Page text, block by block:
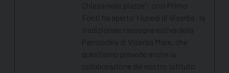
Chiesa nelle piazze”: così Primo
Fonti ha aperto ‘I lunedì di Viserba’, la
tradizionale rassegna estiva della
Parrocchia di Viserba Mare, che
quest’anno prevede anche la
collaborazione del nostro Istituto